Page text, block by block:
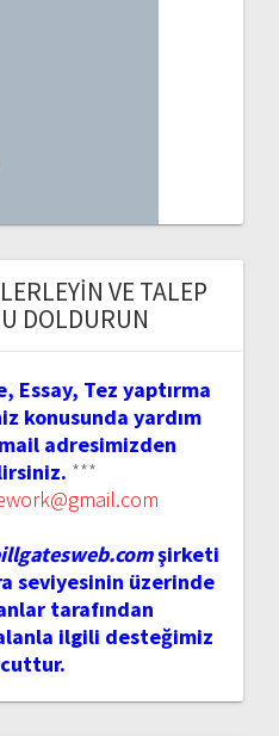
VE TALEP
DOLDURUN
Essay, Tez yaptırma
konusunda yardım
adresimizden
***
şirketi
seviyesinin üzerinde
tarafından
ilgili desteğimiz